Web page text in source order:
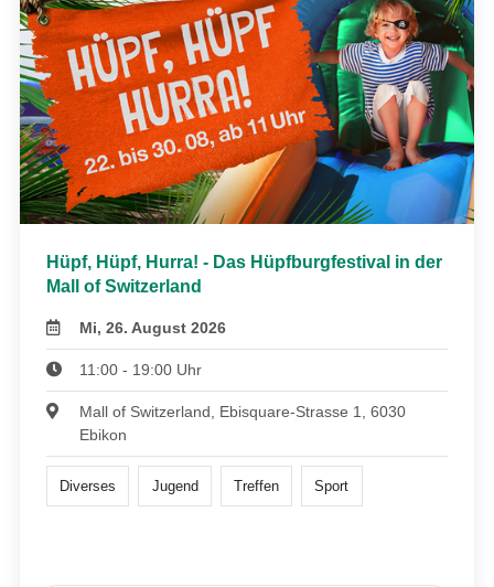
Hüpf, Hüpf, Hurra! - Das Hüpfburgfestival in der
Mall of Switzerland
Mi, 26. August 2026
11:00 - 19:00 Uhr
Mall of Switzerland, Ebisquare-Strasse 1, 6030
Ebikon
Diverses Jugend Treffen Sport